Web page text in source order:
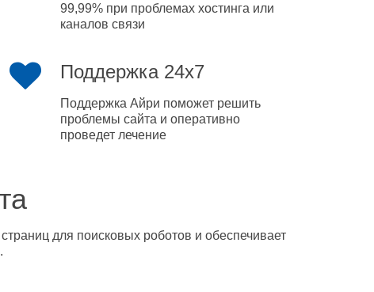
99,99% при проблемах хостинга или
каналов связи
Поддержка 24x7
Поддержка Айри поможет решить
проблемы сайта и оперативно
проведет лечение
для поисковых роботов и обеспечивает